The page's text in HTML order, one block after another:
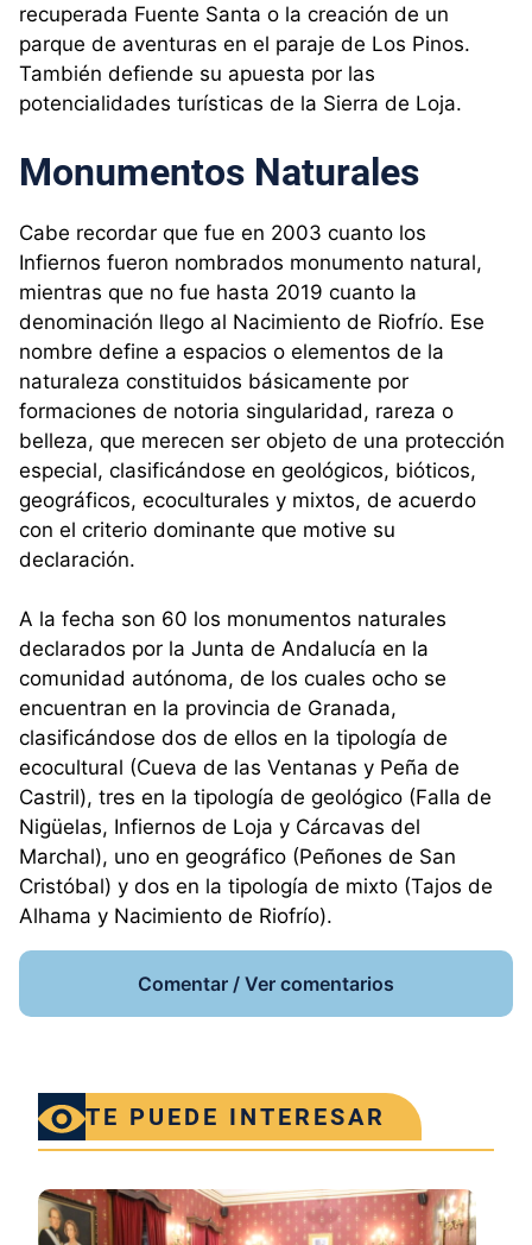
recuperada Fuente Santa o la creación de un
parque de aventuras en el paraje de Los Pinos.
También defiende su apuesta por las
potencialidades turísticas de la Sierra de Loja.
Monumentos Naturales
Cabe recordar que fue en 2003 cuanto los
Infiernos fueron nombrados monumento natural,
mientras que no fue hasta 2019 cuanto la
denominación llego al Nacimiento de Riofrío. Ese
nombre define a espacios o elementos de la
naturaleza constituidos básicamente por
formaciones de notoria singularidad, rareza o
belleza, que merecen ser objeto de una protección
especial, clasificándose en geológicos, bióticos,
geográficos, ecoculturales y mixtos, de acuerdo
con el criterio dominante que motive su
declaración.
A la fecha son 60 los monumentos naturales
declarados por la Junta de Andalucía en la
comunidad autónoma, de los cuales ocho se
encuentran en la provincia de Granada,
clasificándose dos de ellos en la tipología de
ecocultural (Cueva de las Ventanas y Peña de
Castril), tres en la tipología de geológico (Falla de
Nigüelas, Infiernos de Loja y Cárcavas del
Marchal), uno en geográfico (Peñones de San
Cristóbal) y dos en la tipología de mixto (Tajos de
Alhama y Nacimiento de Riofrío).
Comentar / Ver comentarios
TE PUEDE INTERESAR